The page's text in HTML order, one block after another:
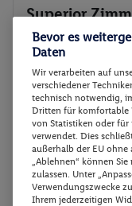
Superior
Zimmerdetails
Buchen
Superior
26.09. -
Abflugzeiten
Superior
Frühstück
Bevor es
Daten
Wir verarbeiten auf
verschiedener
technisch notwendig,
Dritten für komfortable
von Statistiken oder für
verwendet. Dies
außerhalb der EU ohne
„Ablehnen“ können
zulassen. Unter
Verwendungszwecke
Ihrem jederzeitigen